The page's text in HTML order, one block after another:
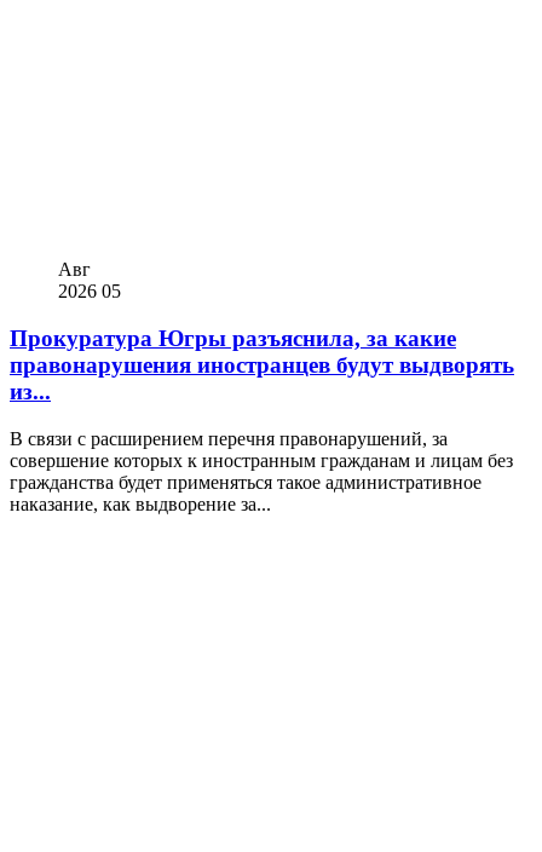
Авг
2026 05
Прокуратура Югры разъяснила, за какие
правонарушения иностранцев будут выдворять
из...
В связи с расширением перечня правонарушений, за
совершение которых к иностранным гражданам и лицам без
гражданства будет применяться такое административное
наказание, как выдворение за...